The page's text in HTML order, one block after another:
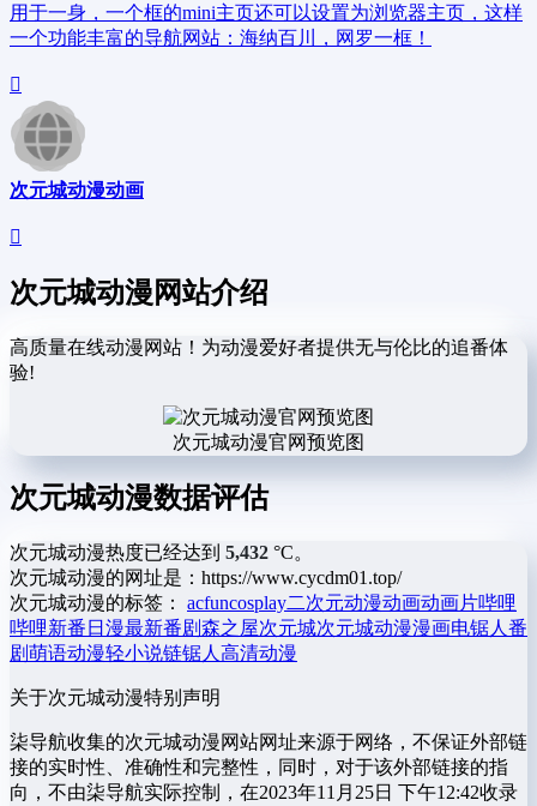
用于一身，一个框的mini主页还可以设置为浏览器主页，这样
一个功能丰富的导航网站：海纳百川，网罗一框！
次元城动漫动画
次元城动漫网站介绍
高质量在线动漫网站！为动漫爱好者提供无与伦比的追番体
验!
次元城动漫官网预览图
次元城动漫数据评估
次元城动漫热度已经达到 5,432 °C。
次元城动漫的网址是：https://www.cycdm01.top/
次元城动漫的标签： acfuncosplay二次元动漫动画动画片哔哩
哔哩新番 日漫最新番剧森之屋次元城次元城动漫漫画电锯人 番
剧萌语动漫轻小说链锯人 高清动漫
关于次元城动漫特别声明
柒导航收集的次元城动漫网站网址来源于网络，不保证外部链
接的实时性、准确性和完整性，同时，对于该外部链接的指
向，不由柒导航实际控制，在2023年11月25日 下午12:42收录